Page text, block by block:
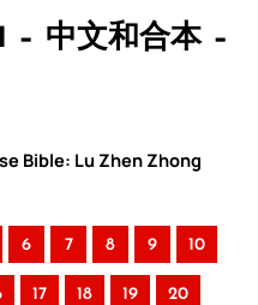
– 中文和合本 –
Bible: Lu Zhen Zhong
6 7 8 9 10
17 18 19 20